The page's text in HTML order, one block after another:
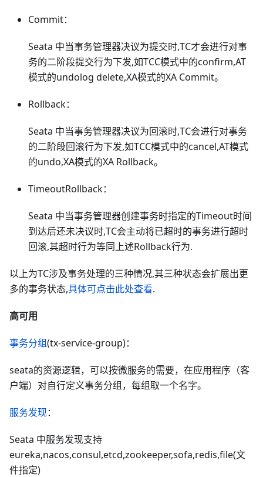
Commit：
Seata 中当事务管理器决议为提交时,TC才会进行对事
务的二阶段提交行为下发,如TCC模式中的confirm,AT
模式的undolog delete,XA模式的XA Commit。
Rollback：
Seata 中当事务管理器决议为回滚时,TC会进行对事务
的二阶段回滚行为下发,如TCC模式中的cancel,AT模式
的undo,XA模式的XA Rollback。
TimeoutRollback：
Seata 中当事务管理器创建事务时指定的Timeout时间
到达后还未决议时,TC会主动将已超时的事务进行超时
回滚,其超时行为等同上述Rollback行为.
以上为TC涉及事务处理的三种情况,其三种状态会扩展出更
多的事务状态,具体可点击此处查看.
高可用
事务分组(tx-service-group)：
seata的资源逻辑，可以按微服务的需要，在应用程序（客
户端）对自行定义事务分组，每组取一个名字。
服务发现：
Seata 中服务发现支持
eureka,nacos,consul,etcd,zookeeper,sofa,redis,file(文
件指定)